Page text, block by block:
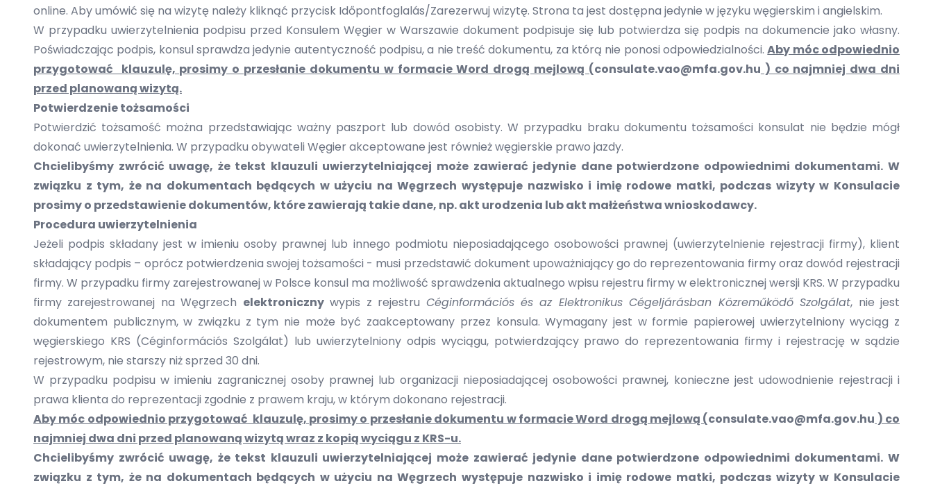
online. Aby umówić się na wizytę należy kliknąć przycisk Időpontfoglalás/Zarezerwuj wizytę. Strona ta jest dostępna jedynie w języku węgierskim i angielskim.
W przypadku uwierzytelnienia podpisu przed Konsulem Węgier w Warszawie dokument podpisuje się lub potwierdza się podpis na dokumencie jako własny.
Poświadczając podpis, konsul sprawdza jedynie autentyczność podpisu, a nie treść dokumentu, za którą nie ponosi odpowiedzialności.Aby móc odpowiednio
przygotować klauzulę, prosimy o przesłanie dokumentu w formacie Word drogą mejlową (consulate.vao@mfa.gov.hu ) co najmniej dwa dni
przed planowaną wizytą.
Potwierdzenie tożsamości
Potwierdzić tożsamość można przedstawiając ważny paszport lub dowód osobisty. W przypadku braku dokumentu tożsamości konsulat nie będzie mógł
dokonać uwierzytelnienia. W przypadku obywateli Węgier akceptowane jest również węgierskie prawo jazdy.
Chcielibyśmy zwrócić uwagę, że tekst klauzuli uwierzytelniającej może zawierać jedynie dane potwierdzone odpowiednimi dokumentami. W
związku z tym, że na dokumentach będących w użyciu na Węgrzech występuje nazwisko i imię rodowe matki, podczas wizyty w Konsulacie
prosimy o przedstawienie dokumentów, które zawierają takie dane, np. akt urodzenia lub akt małżeństwa wnioskodawcy.
Procedura uwierzytelnienia
Jeżeli podpis składany jest w imieniu osoby prawnej lub innego podmiotu nieposiadającego osobowości prawnej (uwierzytelnienie rejestracji firmy), klient
składający podpis – oprócz potwierdzenia swojej tożsamości - musi przedstawić dokument upoważniający go do reprezentowania firmy oraz dowód rejestracji
firmy. W przypadku firmy zarejestrowanej w Polsce konsul ma możliwość sprawdzenia aktualnego wpisu rejestru firmy w elektronicznej wersji KRS. W przypadku
firmy zarejestrowanej na Węgrzech elektronicznywypis z rejestru Céginformációs és az Elektronikus Cégeljárásban Közreműködő Szolgálat, nie jest
dokumentem publicznym, w związku z tym nie może być zaakceptowany przez konsula. Wymagany jest w formie papierowej uwierzytelniony wyciąg z
węgierskiego KRS (Céginformációs Szolgálat) lub uwierzytelniony odpis wyciągu, potwierdzający prawo do reprezentowania firmy i rejestrację w sądzie
rejestrowym, nie starszy niż sprzed 30 dni.
W przypadku podpisu w imieniu zagranicznej osoby prawnej lub organizacji nieposiadającej osobowości prawnej, konieczne jest udowodnienie rejestracji i
prawa klienta do reprezentacji zgodnie z prawem kraju, w którym dokonano rejestracji.
Aby móc odpowiednio przygotować klauzulę, prosimy o przesłanie dokumentu w formacie Word drogą mejlową (consulate.vao@mfa.gov.hu ) co
najmniej dwa dni przed planowaną wizytą wraz z kopią wyciągu z KRS-u.
Chcielibyśmy zwrócić uwagę, że tekst klauzuli uwierzytelniającej może zawierać jedynie dane potwierdzone odpowiednimi dokumentami. W
związku z tym, że na dokumentach będących w użyciu na Węgrzech występuje nazwisko i imię rodowe matki, podczas wizyty w Konsulacie